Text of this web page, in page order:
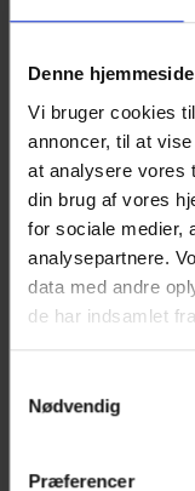
Denne
Vi bruger cookies
annoncer, til at
at analysere vores
din brug af vores
for sociale medier,
analysepartnere.
data med andre
de har indsamlet
Nødvendig
Præferencer
Undervisningen er
blandt andet til
kemiolympiade,
Science Classic
Bioteknologi
Krop, sundhed
Geovidenskab